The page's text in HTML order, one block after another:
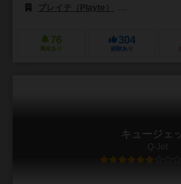
プレイテ（Playte）
76
興味あり
304
経験あり
キュージェ
Q-Jet